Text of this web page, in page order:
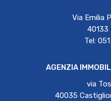
Via Emilia
40133
Tel:
AGENZIA
via
40035